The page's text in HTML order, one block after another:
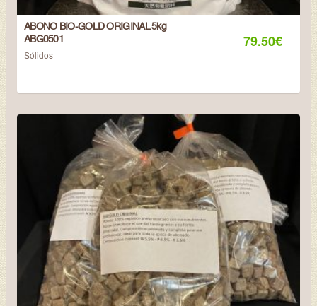
ABONO BIO-GOLD ORIGINAL 5kg
ABG0501
Sólidos
79.50€